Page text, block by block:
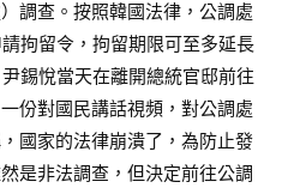
調查。按照韓國法律，公調處
拘留令，拘留期限可至多延長
錫悅當天在離開總統官邸前往
份對國民講話視頻，對公調處
國家的法律崩潰了，為防止發
是非法調查，但決定前往公調